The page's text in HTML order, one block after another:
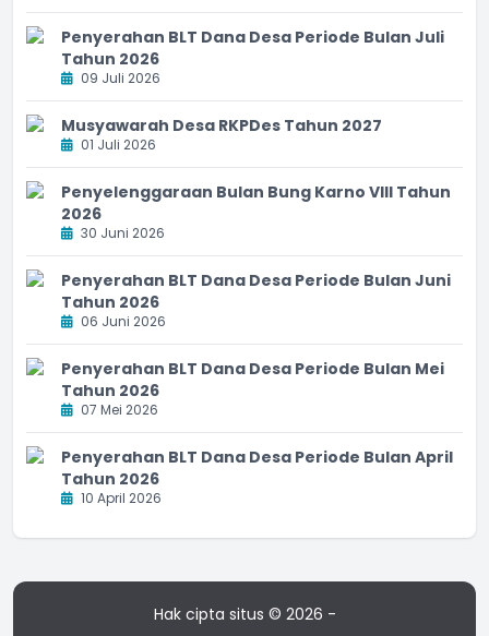
Penyerahan BLT Dana Desa Periode Bulan Juli
Tahun 2026
09 Juli 2026
Musyawarah Desa RKPDes Tahun 2027
01 Juli 2026
Penyelenggaraan Bulan Bung Karno VIII Tahun
2026
30 Juni 2026
Penyerahan BLT Dana Desa Periode Bulan Juni
Tahun 2026
06 Juni 2026
Penyerahan BLT Dana Desa Periode Bulan Mei
Tahun 2026
07 Mei 2026
Penyerahan BLT Dana Desa Periode Bulan April
Tahun 2026
10 April 2026
Hak cipta situs © 2026 -